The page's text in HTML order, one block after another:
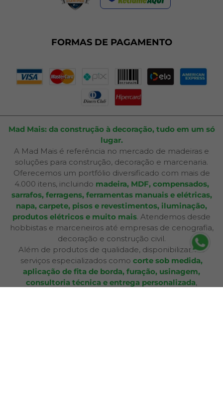
Termos de Uso
Plano de CorteFORMAS DE PAGAMENTO
Mad Mais: da construção à decoração, tudo em um só
lugar.
A Mad Mais é referência no mercado de madeiras e
soluções para construção, decoração e marcenaria.
Oferecemos um portfólio diversificado com mais de
4.000 itens, incluindo madeira, MDF, compensados,
sarrafos, ferragens, ferramentas manuais e elétricas,
napa, carpete, pisos e revestimentos, iluminação,
produtos elétricos e muito mais. Atendemos desde
hobbistas e marceneiros até empresas de cenografia,
decoração e construção civil.
Além de produtos de qualidade, disponibilizamos
serviços especializados como corte sob medida,
aplicação de fita de borda, furação, usinagem,
consultoria técnica e entrega personalizada,